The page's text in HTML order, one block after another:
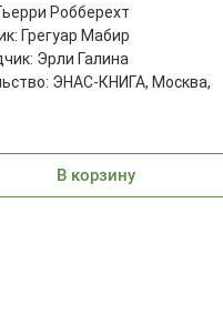
Робберехт
Грегуар Мабир
Эрли Галина
ЭНАС-КНИГА, Москва,
260х202х6 мм
В корзину